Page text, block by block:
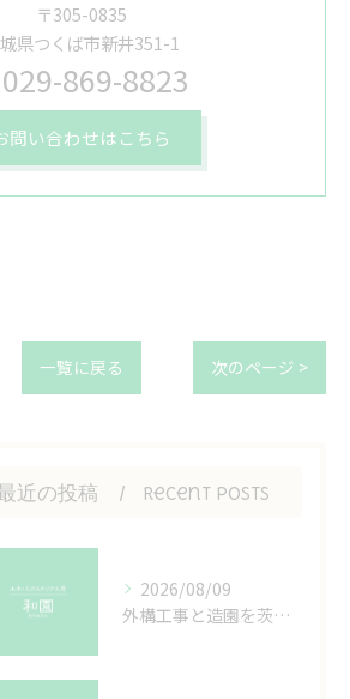
〒305-0835
県つくば市新井351-1
029-869-8823
問い合わせはこちら
一覧に戻る 次のページ >
近の投稿 Recent Posts
2026/08/09
外構工事と造園を茨城県つくば市常陸大宮市で叶える理想の庭づくりガイド